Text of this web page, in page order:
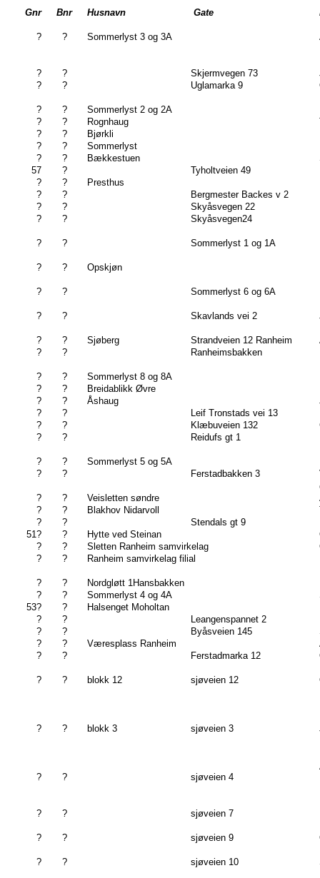
Gnr Bnr Husnavn Gate
? ? Sommerlyst 3 og 3A
? ? Skjermvegen 73
?
? Uglamarka 9
? ? Sommerlyst 2 og 2A
?
? Rognhaug
?
? Bjørkli
?
?
Sommerlyst
?
? Bækkestuen
57
? Tyholtveien 49
?
? Presthus
?
? Bergmester Backes v 2
?
? Skyåsvegen 22
?
? Skyåsvegen24
? ? Sommerlyst 1 og 1A
? ? Opskjøn
? ? Sommerlyst 6 og 6A
? ? Skavlands vei 2
? ? Sjøberg Strandveien 12 Ranheim
?
? Ranheimsbakken
? ? Sommerlyst 8 og 8A
?
? Breidablikk Øvre
?
? Åshaug
?
? Leif Tronstads vei 13
?
? Klæbuveien 132
?
? Reidufs gt 1
? ? Sommerlyst 5 og 5A
?
? Ferstadbakken 3
? ? Veisletten søndre
?
? Blakhov Nidarvoll
?
? Stendals gt 9
51?
? Hytte ved Steinan
?
? Sletten Ranheim samvirkelag
?
? Ranheim samvirkelag filial
? ? Nordgløtt 1Hansbakken
?
? Sommerlyst 4 og 4A
53?
? Halsenget Moholtan
?
? Leangenspannet 2
?
? Byåsveien 145
?
? Væresplass Ranheim
?
? Ferstadmarka 12
? ? blokk 12 sjøveien 12
? ? blokk 3 sjøveien 3
? ? sjøveien 4
? ? sjøveien 7
? ? sjøveien 9
? ? sjøveien 10